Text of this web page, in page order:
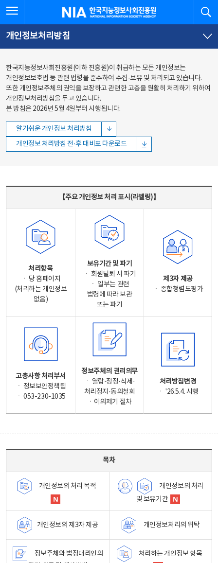
바로가기
바로가기
한국지능정보사회진흥원
개인정보처리방침
한국지능정보사회진흥원(이하 진흥원)이 취급하는 모든 개인정보는
개인정보보호법 등 관련 법령을 준수하여 수집·보유 및 처리되고 있습니다.
또한 개인정보주체의 권익을 보장하고 관련한 고충을 원활히 처리하기 위하여
개인정보처리방침을 두고 있습니다.
본 방침은 2026년 5월 4일부터 시행됩니다.
알기쉬운 개인정보 처리방침
개인정보 처리방침 전·후 대비표 다운로드
【주요 개인정보 처리 표시(라벨링)】
처리항목
ㆍ 당 홈페이지
(처리하는 개인정보
없음)
보유기간 및 파기
ㆍ 회원탈퇴 시 파기
ㆍ 일부는 관련
법령에 따라 보관
또는 파기
제3자 제공
ㆍ 종합청렴도평가
고충사항 처리부서
ㆍ 정보보안정책팀
ㆍ 053-230-1035
정보주체의 권리의무
ㆍ 열람·정정·삭제·
처리정지·동의철회
ㆍ이의제기 절차
처리방침변경
ㆍ '26.5.4. 시행
목차
개인정보의 처리 목적
개인정보의 처리
및 보유기간
개인정보의 제3자 제공 개인정보처리의 위탁
정보주체와 법정대리인의
처리하는 개인정보 항목